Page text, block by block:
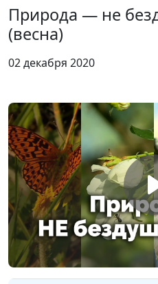
Природа — не
(весна)
02 декабря 2020
Златолесье (лето)
Завтрак (лето)
Конец зимы (зима)
Мечты сбываются (зима и
Звуки осеннего леса (осень)
Осенняя пора (осень)
Вечный лед не вечен
Осенняя река (осень)
Черничное счастье (лето)
Расслышать Бога (лето)